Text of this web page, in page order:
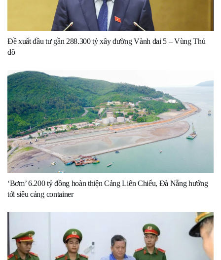
Đề xuất đầu tư gần 288.300 tỷ xây đường Vành đai 5 – Vùng Thủ
đô
‘Bơm’ 6.200 tỷ đồng hoàn thiện Cảng Liên Chiểu, Đà Nẵng hướng
tới siêu cảng container